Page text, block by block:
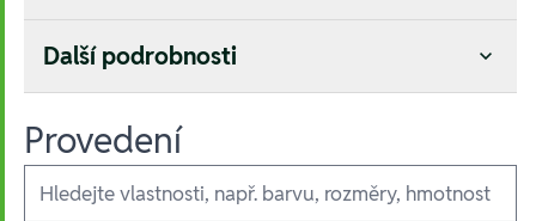
Další podrobnosti
Provedení
Ausführungen